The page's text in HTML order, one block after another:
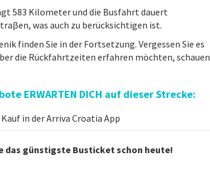
583 Kilometer und die Busfahrt dauert
was auch zu berücksichtigen ist.
finden Sie in der Fortsetzung. Vergessen Sie es
die Rückfahrtzeiten erfahren möchten, schauen
ERWARTEN DICH auf dieser Strecke:
in der Arriva Croatia App
das günstigste Busticket schon heute!